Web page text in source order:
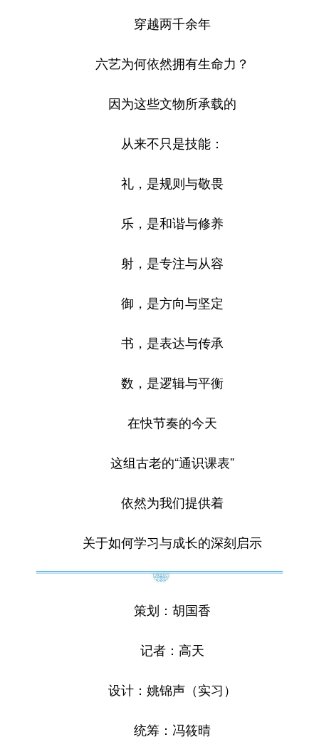
穿越两千余年
六艺为何依然拥有生命力？
因为这些文物所承载的
从来不只是技能：
礼，是规则与敬畏
乐，是和谐与修养
射，是专注与从容
御，是方向与坚定
书，是表达与传承
数，是逻辑与平衡
在快节奏的今天
这组古老的“通识课表”
依然为我们提供着
关于如何学习与成长的深刻启示
策划：胡国香
记者：高天
设计：姚锦声（实习）
统筹：冯筱晴